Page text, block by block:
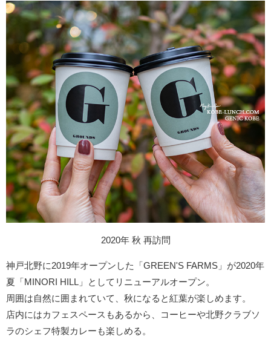
2020年 秋 再訪問
神戸北野に2019年オープンした「GREEN'S FARMS」が2020年
夏「MINORI HILL」としてリニューアルオープン。
周囲は自然に囲まれていて、秋になると紅葉が楽しめます。
店内にはカフェスペースもあるから、コーヒーや北野クラブソ
ラのシェフ特製カレーも楽しめる。